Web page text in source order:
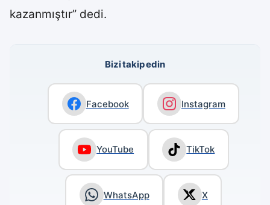
kazanmıştır” dedi.
Bizi takip edin
Facebook Instagram
YouTube TikTok
WhatsApp X